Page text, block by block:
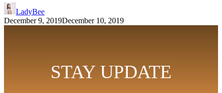
LadyBee
December 9, 2019December 10, 2019
STAY UPDATE